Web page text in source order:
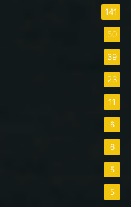
141
50
39
23
11
6
6
5
5